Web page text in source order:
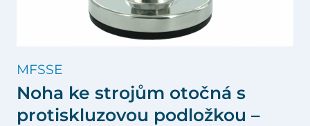
MFSSE
Noha ke strojům otočná s
protiskluzovou podložkou –